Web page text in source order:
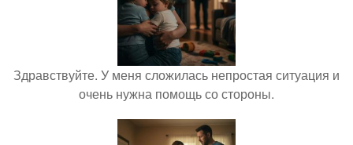
Здравствуйте. У меня сложилась непростая ситуация и
очень нужна помощь со стороны.